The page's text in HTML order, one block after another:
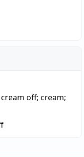
cream off; cream;